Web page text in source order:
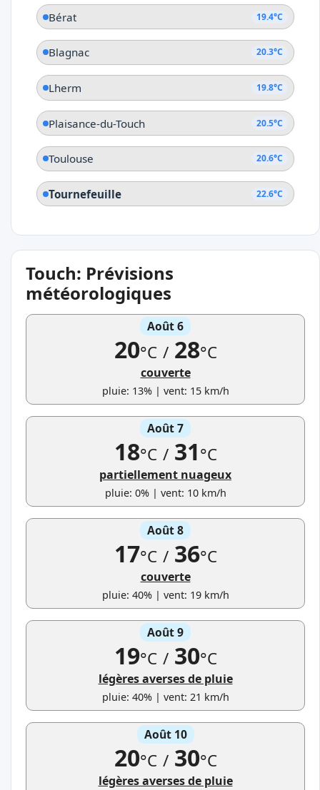
Bérat 19.4°C
Blagnac 20.3°C
Lherm 19.8°C
Plaisance-du-Touch 20.5°C
Toulouse 20.6°C
Tournefeuille 22.6°C
Touch: Prévisions
météorologiques
Août 6
20°C /28°C
couverte
pluie: 13% | vent: 15 km/h
Août 7
18°C /31°C
partiellement nuageux
pluie: 0% | vent: 10 km/h
Août 8
17°C /36°C
couverte
pluie: 40% | vent: 19 km/h
Août 9
19°C /30°C
légères averses de pluie
pluie: 40% | vent: 21 km/h
Août 10
20°C /30°C
légères averses de pluie